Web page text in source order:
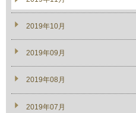
2019年10月
2019年09月
2019年08月
2019年07月